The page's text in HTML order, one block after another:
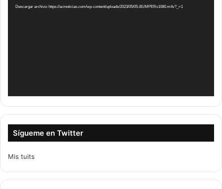
vídeo
Descargar archivo: https://acinoticias.com/wp-content/uploads/2023/05/05-BUMPERx1080.m4v?_=1
Sígueme en Twitter
Mis tuits